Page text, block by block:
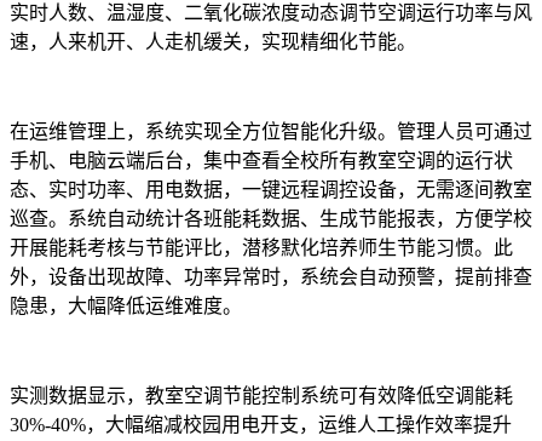
实时人数、温湿度、二氧化碳浓度动态调节空调运行功率与风
速，人来机开、人走机缓关，实现精细化节能。
在运维管理上，系统实现全方位智能化升级。管理人员可通过
手机、电脑云端后台，集中查看全校所有教室空调的运行状
态、实时功率、用电数据，一键远程调控设备，无需逐间教室
巡查。系统自动统计各班能耗数据、生成节能报表，方便学校
开展能耗考核与节能评比，潜移默化培养师生节能习惯。此
外，设备出现故障、功率异常时，系统会自动预警，提前排查
隐患，大幅降低运维难度。
实测数据显示，教室空调节能控制系统可有效降低空调能耗
30%-40%，大幅缩减校园用电开支，运维人工操作效率提升